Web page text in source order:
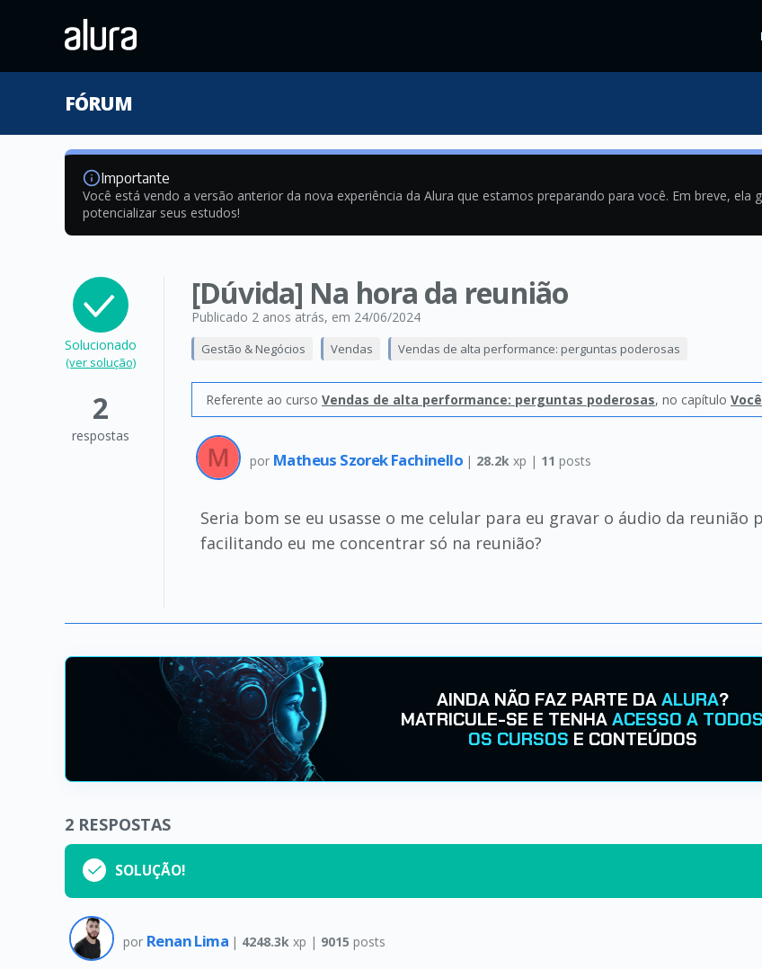
FÓRUM
Importante
Você está vendo a versão anterior da nova experiência da Alura que estamos preparando para você. Em breve,
potencializar seus estudos!
Solucionado
(ver solução)
2
respostas
[Dúvida] Na hora da reunião
Publicado 2 anos atrás, em 24/06/2024
Gestão & Negócios Vendas Vendas de alta performance: perguntas poderosas
Referente ao curso Vendas de alta performance: perguntas poderosas, no capítulo
por Matheus Szorek Fachinello | 28.2k xp | 11 posts
Seria bom se eu usasse o me celular para eu gravar o áudio da
facilitando eu me concentrar só na reunião?
AINDA NÃO FAZ PARTE DAALURA?
MATRICULE-SE E TENHAACESSO A TODOS
OS CURSOS E CONTEÚDOS
2 RESPOSTAS
SOLUÇÃO!
por Renan Lima | 4248.3k xp | 9015 posts